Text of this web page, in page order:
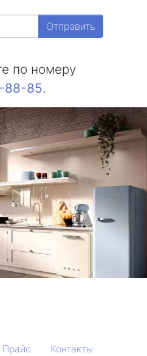
Отправить
по номеру
88-85.
Прайс Контакты